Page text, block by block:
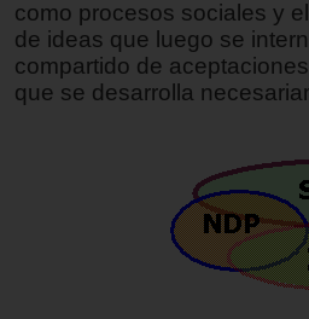
como procesos sociales y
de ideas que luego se
compartido de
que se desarrolla